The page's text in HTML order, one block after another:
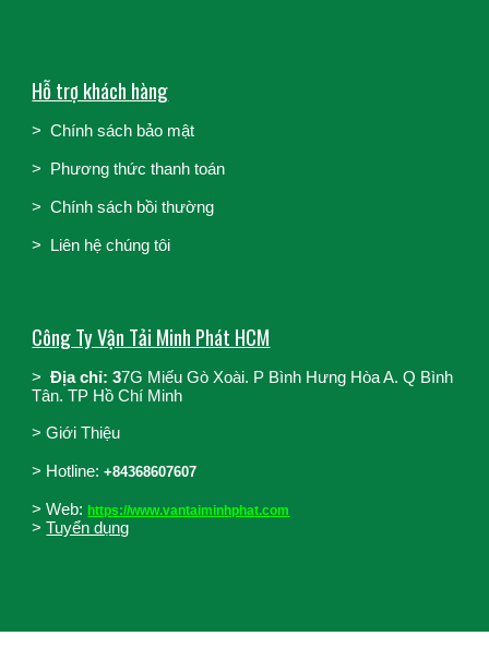
Hỗ trợ khách hàng
> Chính sách bảo mật
> Phương thức thanh toán
>Chính sách bồi thường
> Liên hệ chúng tôi
Công Ty Vận Tải Minh Phát HCM
>Địa chỉ: 37G Miếu Gò Xoài. P Bình Hưng Hòa A. Q Bình
Tân. TP Hồ Chí Minh
>Giới Thiệu
> Hotline: +84368607607
> Web: https://www.vantaiminhphat.com
>Tuyển dụng